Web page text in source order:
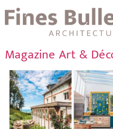
Magazine Art &